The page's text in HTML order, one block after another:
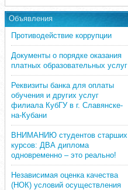
Объявления
Противодействие коррупции
Документы о порядке оказания
платных образовательных услуг
Реквизиты банка для оплаты
обучения и других услуг
филиала КубГУ в г. Славянске-
на-Кубани
ВНИМАНИЮ студентов старших
курсов: ДВА диплома
одновременно – это реально!
Независимая оценка качества
(НОК) условий осуществления